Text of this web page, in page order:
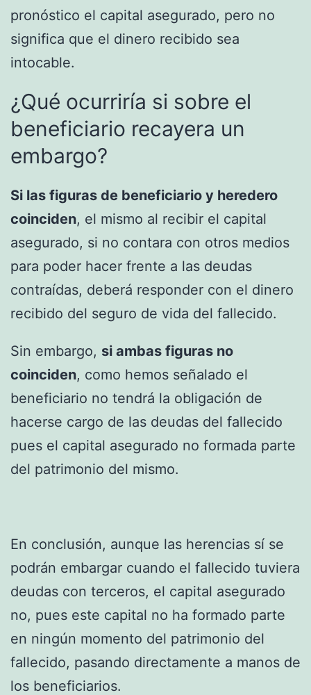
pronóstico el capital asegurado, pero no
significa que el dinero recibido sea
intocable.
¿Qué ocurriría si sobre el
beneficiario recayera un
embargo?
Si las figuras de beneficiario y heredero
coinciden, el mismo al recibir el capital
asegurado, si no contara con otros medios
para poder hacer frente a las deudas
contraídas, deberá responder con el dinero
recibido del seguro de vida del fallecido.
Sin embargo, si ambas figuras no
coinciden, como hemos señalado el
beneficiario no tendrá la obligación de
hacerse cargo de las deudas del fallecido
pues el capital asegurado no formada parte
del patrimonio del mismo.
En conclusión, aunque las herencias sí se
podrán embargar cuando el fallecido tuviera
deudas con terceros, el capital asegurado
no, pues este capital no ha formado parte
en ningún momento del patrimonio del
fallecido, pasando directamente a manos de
los beneficiarios.